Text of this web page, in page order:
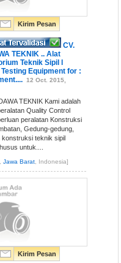
Kirim Pesan
CV.
TEKNIK .. Alat
Teknik Sipil l
Equipment for :
12 Oct. 2015,
TEKNIK Kami adalah
Quality Control
peralatan Konstruksi
Gedung-gedung,
konstruksi teknik sipil
untuk....
Jawa Barat , Indonesia]
Kirim Pesan